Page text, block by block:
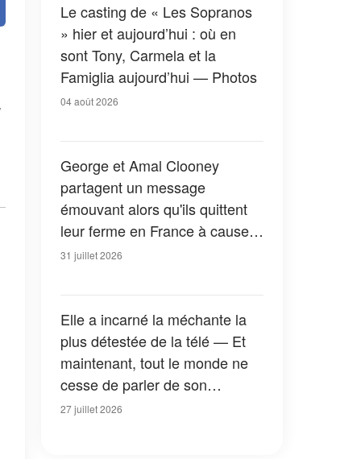
Le casting de « Les Sopranos
» hier et aujourd’hui : où en
sont Tony, Carmela et la
Famiglia aujourd’hui — Photos
04 août 2026
George et Amal Clooney
partagent un message
émouvant alors qu'ils quittent
leur ferme en France à cause
des feux de forêt — Tous les
31 juillet 2026
Elle a incarné la méchante la
plus détestée de la télé — Et
maintenant, tout le monde ne
cesse de parler de son
apparition dans la nouvelle
27 juillet 2026